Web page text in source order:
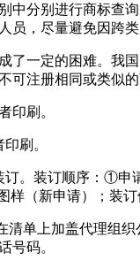
中分别进行商标查
员，尽量避免因跨
了一定的困难。我
可注册相同或类似的
印刷。
刷。
订。装订顺序：①
（新申请）；装订
清单上加盖代理组
号码。